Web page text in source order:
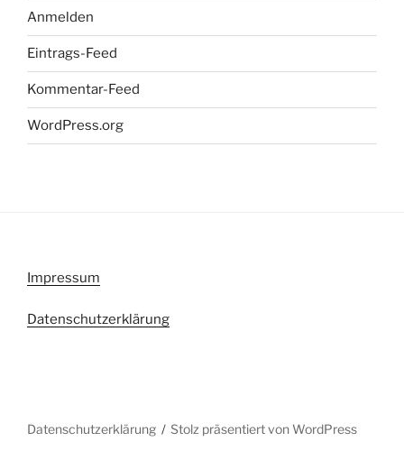
Anmelden
Eintrags-Feed
Kommentar-Feed
WordPress.org
Impressum
Datenschutzerklärung
Datenschutzerklärung Stolz präsentiert von WordPress